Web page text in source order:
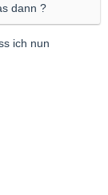
dann ?
ich nun